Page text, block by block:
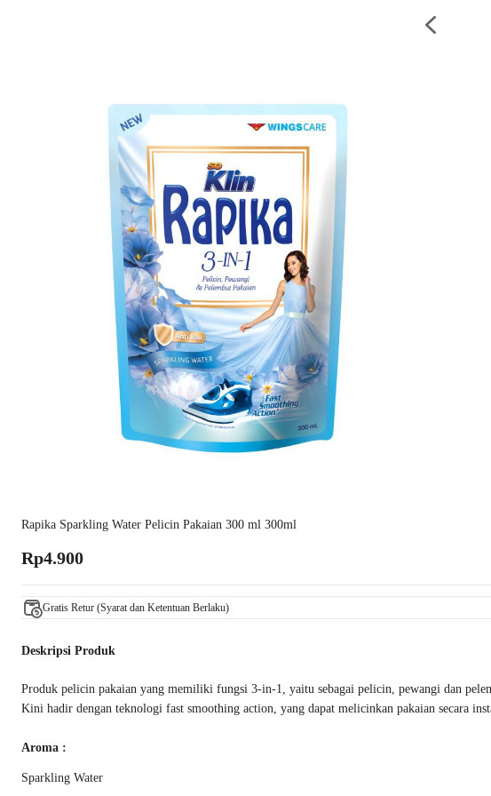
Rapika Sparkling Water Pelicin Pakaian 300 ml 300ml
Rp4.900
Gratis Retur (Syarat dan Ketentuan Berlaku)
Deskripsi Produk
Produk pelicin pakaian yang memiliki fungsi 3-in-1, yaitu sebagai pelicin, pewangi dan
Kini hadir dengan teknologi fast smoothing action, yang dapat melicinkan pakaian secara
Aroma :
Sparkling Water